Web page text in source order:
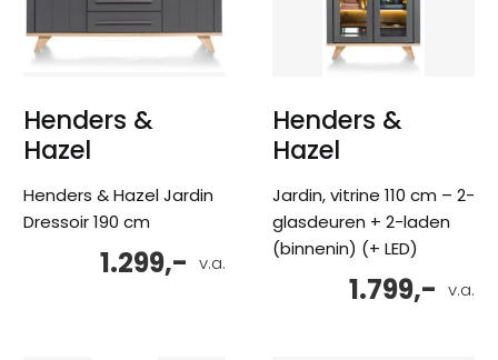
Henders &
Hazel
Henders & Hazel Jardin
Dressoir 190 cm
v.a.
1.299,-
Henders &
Hazel
Jardin, vitrine 110 cm – 2-
glasdeuren + 2-laden
(binnenin) (+ LED)
v.a.
1.799,-